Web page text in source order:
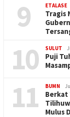
9 ETALASE
Tragis
10 SULUT
Puji
11 BUMN
Berkat
Mulus